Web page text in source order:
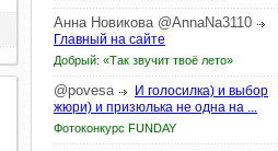
Анна Новикова @AnnaNa3110
Главный на сайте
Добрый: «Так звучит твоё лето»
@povesa
И голосилка) и выбор
жюри) и призюлька не одна на ...
Фотоконкурс FUNDAY